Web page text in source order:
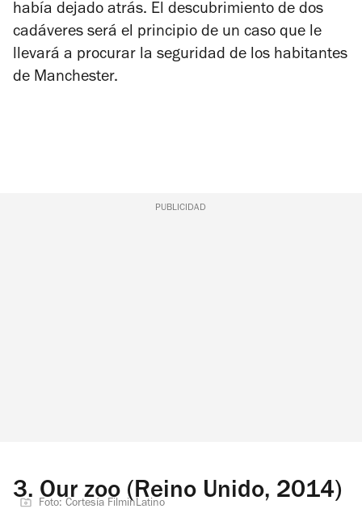
había dejado atrás. El descubrimiento de dos
cadáveres será el principio de un caso que le
llevará a procurar la seguridad de los habitantes
de Manchester.
PUBLICIDAD
3. Our zoo (Reino Unido, 2014)
Foto: Cortesía FilminLatino